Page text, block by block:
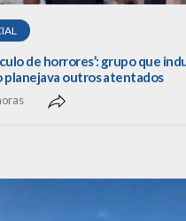
de horrores’: grupo que
planejava outros atentados